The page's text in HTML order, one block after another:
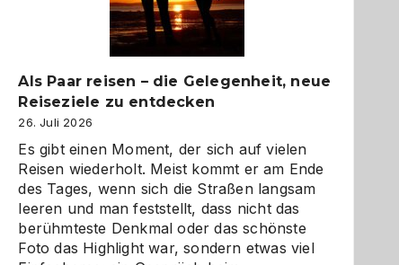
Als Paar reisen – die Gelegenheit, neue
Reiseziele zu entdecken
26. Juli 2026
Es gibt einen Moment, der sich auf vielen
Reisen wiederholt. Meist kommt er am Ende
des Tages, wenn sich die Straßen langsam
leeren und man feststellt, dass nicht das
berühmteste Denkmal oder das schönste
Foto das Highlight war, sondern etwas viel